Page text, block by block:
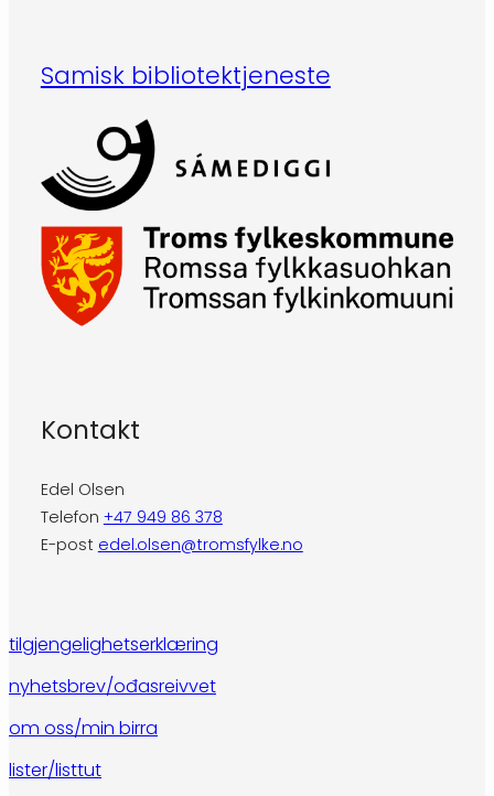
Samisk bibliotektjeneste
Kontakt
Edel Olsen
Telefon +47 949 86 378
E-post edel.olsen@tromsfylke.no
tilgjengelighetserklæring
nyhetsbrev/ođasreivvet
om oss/min birra
lister/listtut